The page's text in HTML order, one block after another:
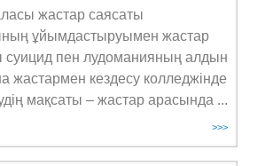
жастар саясаты
ұйымдастыруымен жастар
суицид пен лудоманияның алдын
жастармен кездесу колледжінде
мақсаты – жастар арасында ...
>>>